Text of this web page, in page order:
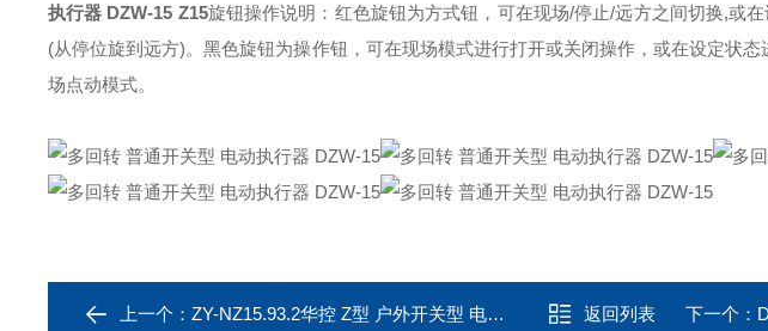
执行器 DZW-15 Z15旋钮操作说明：红色旋钮为方式钮，可在现场/停止/远方之间切换,或
(从停位旋到远方)。黑色旋钮为操作钮，可在现场模式进行打开或关闭操作，或在设定状
场点动模式。
上一个： ZY-NZ15.93.2华控 Z型 户外开关型 电动执行器 返回列表 下一个：